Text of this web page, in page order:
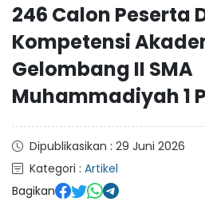
246 Calon Peserta
Kompetensi
Gelombang II SMA
Muhammadiyah 1
Dipublikasikan : 29 Juni 2026
Kategori : Artikel
Bagikan